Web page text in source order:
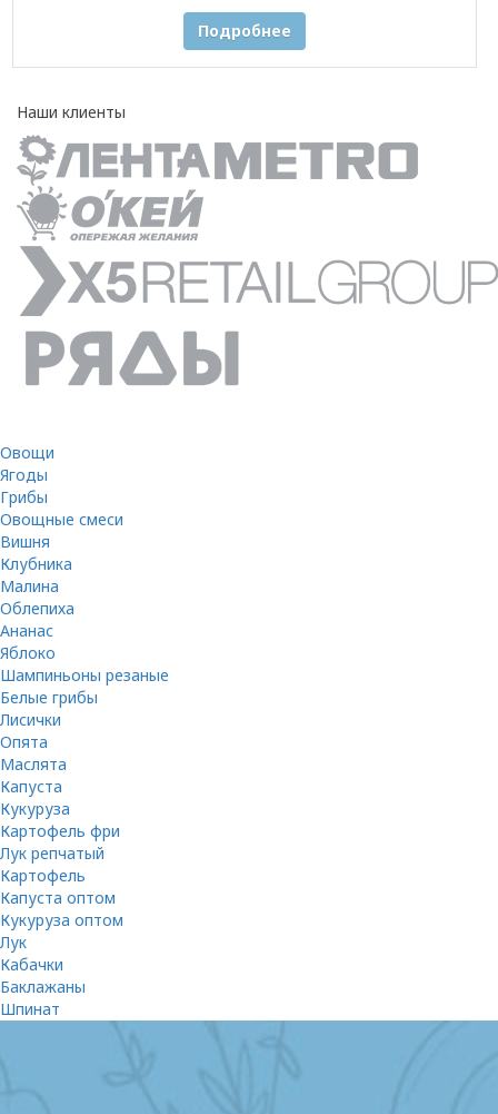
Подробнее
Наши клиенты
Овощи
Ягоды
Грибы
Овощные смеси
Вишня
Клубника
Малина
Облепиха
Ананас
Яблоко
Шампиньоны резаные
Белые грибы
Лисички
Опята
Маслята
Капуста
Кукуруза
Картофель фри
Лук репчатый
Картофель
Капуста оптом
Кукуруза оптом
Лук
Кабачки
Баклажаны
Шпинат